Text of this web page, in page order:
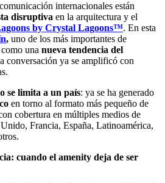
internacionales están
disruptiva en la arquitectura y el
by Crystal Lagoons™. En esta
, uno de los más importantes de
una nueva tendencia del
conversación ya se amplificó con
se limita a un país: ya se ha generado
en torno al formato más pequeño de
cobertura en múltiples medios de
Francia, España, Latinoamérica,
cuando el amenity deja de ser